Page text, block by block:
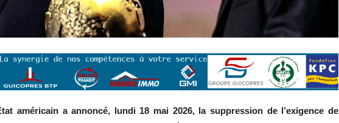
américain a annoncé, lundi 18 mai 2026, la suppression de l’exigence de